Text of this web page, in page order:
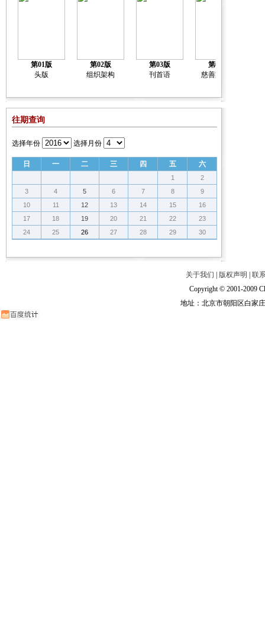
第01版
头版
第02版
组织架构
第03版
刊首语
第04版
慈善家榜单
往期查询
选择年份 选择月份
日 一 二 三 四 五 六
1
2
3
4 5 6 7 8
9
10
11 12 13 14 15
16
17
18 19 20 21 22
23
24
25 26 27 28 29 30
关于我们 版权声明
联
Copyright © 2001-2009
地址：北京市朝阳区白家